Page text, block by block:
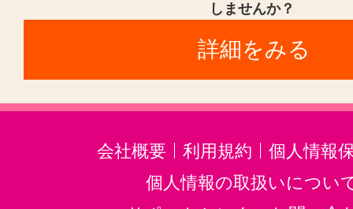
しませんか？
詳細をみる
会社概要 利用規約
個人情報
個人情報の取扱いについ